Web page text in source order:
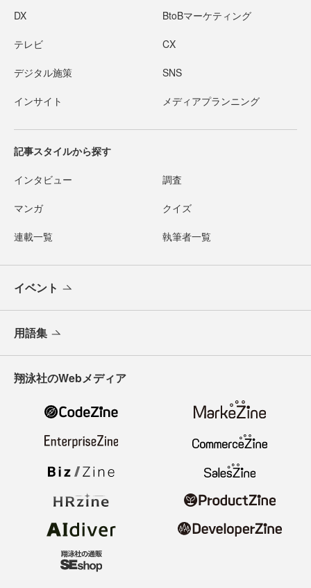
DX BtoBマーケティング
テレビ CX
デジタル施策 SNS
インサイト メディアプランニング
記事スタイルから探す
インタビュー 調査
マンガ クイズ
連載一覧 執筆者一覧
イベント
用語集
翔泳社のWebメディア